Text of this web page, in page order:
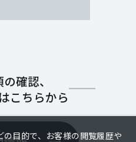
確認、
こちらから
目的で、お客様の閲覧履歴や